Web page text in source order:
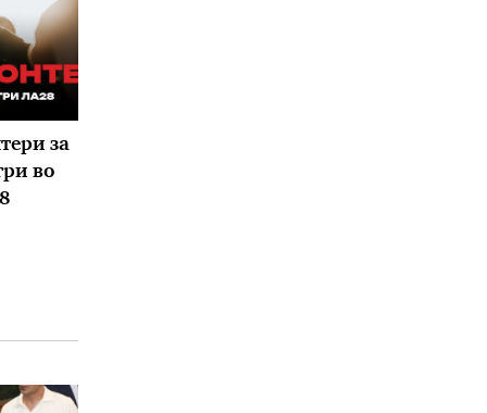
за
во